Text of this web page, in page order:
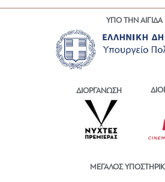
ΥΠΟ ΤΗΝ ΑΙΓΙΔΑ
ΔΙΟΡΓΑΝΩΣΗ
ΜΕΓΑΛΟΣ